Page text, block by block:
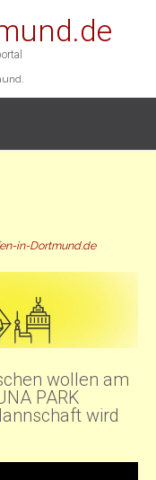
in-Dortmund.de
wollen am
PARK
wird